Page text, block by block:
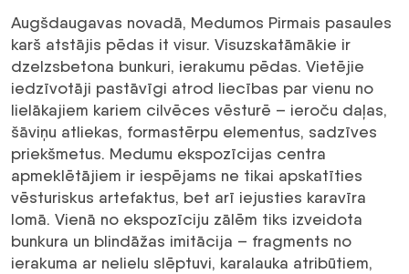
Augšdaugavas novadā, Medumos Pirmais pasaules
karš atstājis pēdas it visur. Visuzskatāmākie ir
dzelzsbetona bunkuri, ierakumu pēdas. Vietējie
iedzīvotāji pastāvīgi atrod liecības par vienu no
lielākajiem kariem cilvēces vēsturē – ieroču daļas,
šāviņu atliekas, formastērpu elementus, sadzīves
priekšmetus. Medumu ekspozīcijas centra
apmeklētājiem ir iespējams ne tikai apskatīties
vēsturiskus artefaktus, bet arī iejusties karavīra
lomā. Vienā no ekspozīciju zālēm tiks izveidota
bunkura un blindāžas imitācija – fragments no
ierakuma ar nelielu slēptuvi, karalauka atribūtiem,